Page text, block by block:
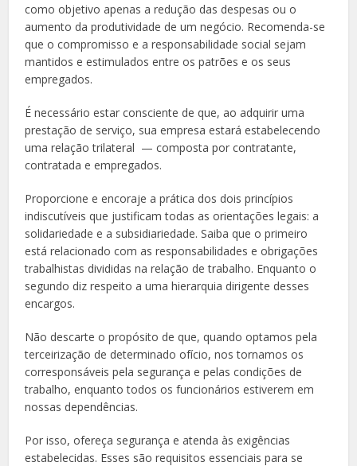
como objetivo apenas a redução das despesas ou o
aumento da produtividade de um negócio. Recomenda-se
que o compromisso e a responsabilidade social sejam
mantidos e estimulados entre os patrões e os seus
empregados.
É necessário estar consciente de que, ao adquirir uma
prestação de serviço, sua empresa estará estabelecendo
uma relação trilateral — composta por contratante,
contratada e empregados.
Proporcione e encoraje a prática dos dois princípios
indiscutíveis que justificam todas as orientações legais: a
solidariedade e a subsidiariedade. Saiba que o primeiro
está relacionado com as responsabilidades e obrigações
trabalhistas divididas na relação de trabalho. Enquanto o
segundo diz respeito a uma hierarquia dirigente desses
encargos.
Não descarte o propósito de que, quando optamos pela
terceirização de determinado ofício, nos tornamos os
corresponsáveis pela segurança e pelas condições de
trabalho, enquanto todos os funcionários estiverem em
nossas dependências.
Por isso, ofereça segurança e atenda às exigências
estabelecidas. Esses são requisitos essenciais para se